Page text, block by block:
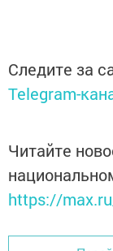
Следите за
Telegram-
Читайте
https://